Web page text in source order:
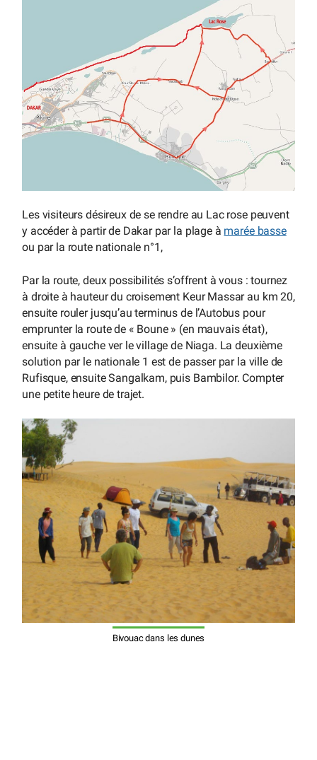
Les visiteurs désireux de se rendre au Lac rose peuvent
y accéder à partir de Dakar par la plage à marée basse
ou par la route nationale n°1,
Par la route, deux possibilités s’offrent à vous : tournez
à droite à hauteur du croisement Keur Massar au km 20,
ensuite rouler jusqu’au terminus de l’Autobus pour
emprunter la route de « Boune » (en mauvais état),
ensuite à gauche ver le village de Niaga. La deuxième
solution par le nationale 1 est de passer par la ville de
Rufisque, ensuite Sangalkam, puis Bambilor. Compter
une petite heure de trajet.
Bivouac dans les dunes